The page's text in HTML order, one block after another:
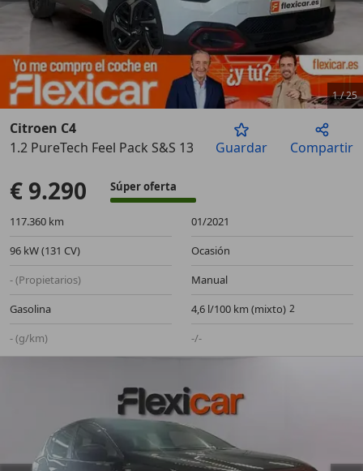
Anterior
1/25
Citroen C4
1.2 PureTech Feel Pack S&S 130
Guardar Compartir
€ 9.290 Súper oferta
117.360 km
01/2021
96 kW (131 CV)
Ocasión
- (Propietarios)
Manual
Gasolina
4,6 l/100 km (mixto)
- (g/km)
-/-